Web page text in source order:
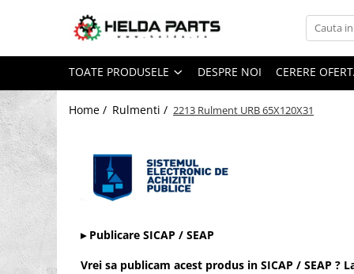
Cu bile
Cu doua randuri de bile
Cu un rand de bile
Contact unghiular
Contact unghiular de precizie
Cu role cilindrice
Cu un rand de role
Cu role butoi
TOATE PRODUSELE DESPRE NOI CERERE
Home / Rulmenti / 2213 Rulment URB 65X120X31
▸ Publicare SICAP / SEAP
Vrei sa publicam acest produs in SICAP / SEAP ?